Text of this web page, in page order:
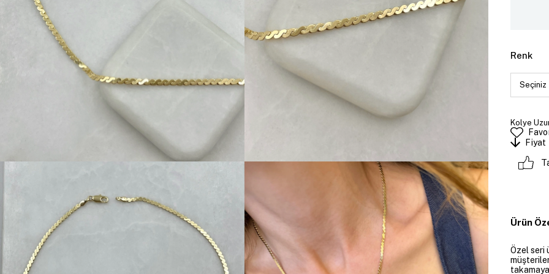
Renk
Kolye
Fiyat
Ürün
Özel seri